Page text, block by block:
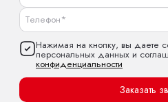
Нажимая на кнопку, вы даете
персональных данных и
конфиденциальности
Заказать